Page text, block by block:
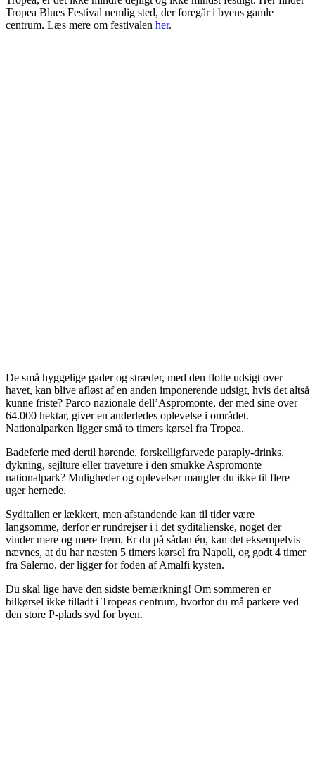
Tropea Blues Festival nemlig sted, der foregår i byens gamle
centrum. Læs mere om festivalen her.
De små hyggelige gader og stræder, med den flotte udsigt over
havet, kan blive afløst af en anden imponerende udsigt, hvis det altså
kunne friste? Parco nazionale dell’Aspromonte, der med sine over
64.000 hektar, giver en anderledes oplevelse i området.
Nationalparken ligger små to timers kørsel fra Tropea.
Badeferie med dertil hørende, forskelligfarvede paraply-drinks,
dykning, sejlture eller traveture i den smukke Aspromonte
nationalpark? Muligheder og oplevelser mangler du ikke til flere
uger hernede.
Syditalien er lækkert, men afstandende kan til tider være
langsomme, derfor er rundrejser i i det syditalienske, noget der
vinder mere og mere frem. Er du på sådan én, kan det eksempelvis
nævnes, at du har næsten 5 timers kørsel fra Napoli, og godt 4 timer
fra Salerno, der ligger for foden af Amalfi kysten.
Du skal lige have den sidste bemærkning! Om sommeren er
bilkørsel ikke tilladt i Tropeas centrum, hvorfor du må parkere ved
den store P-plads syd for byen.